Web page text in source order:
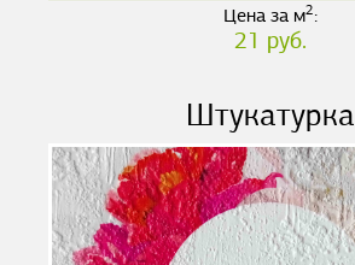
Цена за м2:
21 руб.
Штукатурка